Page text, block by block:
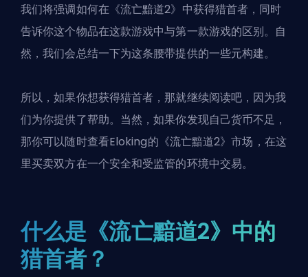
我们将强调如何在《流亡黯道2》中获得猎首者，同时
告诉你这个物品在这款游戏中与第一款游戏的区别。自
然，我们会总结一下为这条腰带提供的一些元构建。
所以，如果你想获得猎首者，那就继续阅读吧，因为我
们为你提供了帮助。当然，如果你发现自己货币不足，
那你可以随时查看Eloking的《流亡黯道2》市场 ，在这
里买卖双方在一个安全和受监管的环境中交易。
什么是《流亡黯道2》中的
猎首者？